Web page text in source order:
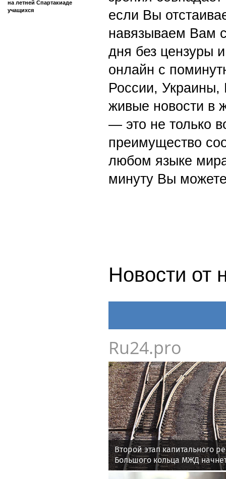
на летней Спартакиаде
учащихся
если Вы
навязываем Вам
дня без цензуры
онлайн с
России,
живые новости в
— это не только
преимущество
любом языке
минуту Вы
Новости от
Ru24.pro
Второй этап капитального
Большого кольца МЖД